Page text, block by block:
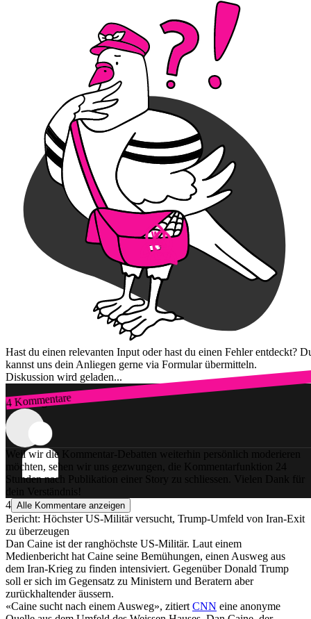
Hast du einen relevanten Input oder hast du einen Fehler entdeckt?
kannst uns dein Anliegen gerne via Formular übermitteln.
Diskussion wird geladen...
4 Kommentare
Zum Login
Weil wir die Kommentar-Debatten weiterhin persönlich moderieren
möchten, sehen wir uns gezwungen, die Kommentarfunktion 24
Stunden nach Publikation einer Story zu schliessen. Vielen Dank für
dein Verständnis!
4 Alle Kommentare anzeigen
Bericht: Höchster US-Militär versucht, Trump-Umfeld von Iran-Exit
zu überzeugen
Dan Caine ist der ranghöchste US-Militär. Laut einem
Medienbericht hat Caine seine Bemühungen, einen Ausweg aus
dem Iran-Krieg zu finden intensiviert. Gegenüber Donald Trump
soll er sich im Gegensatz zu Ministern und Beratern aber
zurückhaltender äussern.
«Caine sucht nach einem Ausweg», zitiert CNN eine anonyme